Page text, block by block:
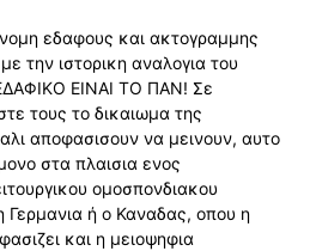
εδαφους και ακτογραμμης
την ιστορικη αναλογια του
ΕΙΝΑΙ ΤΟ ΠΑΝ! Σε
τους το δικαιωμα της
αποφασισουν να μεινουν, αυτο
στα πλαισια ενος
ομοσπονδιακου
Γερμανια ή ο Καναδας, οπου η
και η μειοψηφια